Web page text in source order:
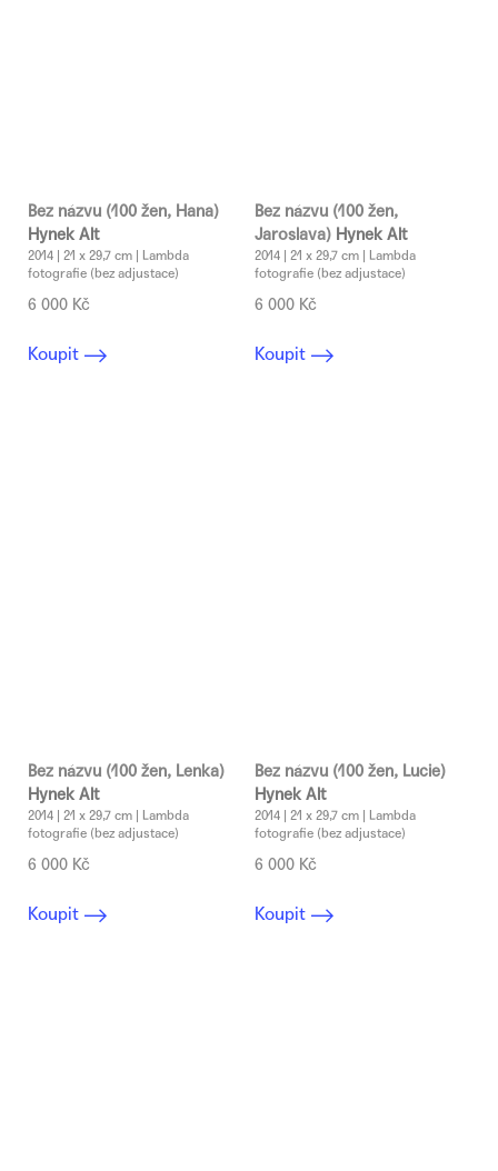
Bez názvu (100 žen, Hana)
Hynek Alt
2014 | 21 x 29,7 cm | Lambda
fotografie (bez adjustace)
6 000 Kč
Koupit
Bez názvu (100 žen,
Jaroslava) Hynek Alt
2014 | 21 x 29,7 cm | Lambda
fotografie (bez adjustace)
6 000 Kč
Koupit
Bez názvu (100 žen, Lenka)
Hynek Alt
2014 | 21 x 29,7 cm | Lambda
fotografie (bez adjustace)
6 000 Kč
Koupit
Bez názvu (100 žen, Lucie)
Hynek Alt
2014 | 21 x 29,7 cm | Lambda
fotografie (bez adjustace)
6 000 Kč
Koupit